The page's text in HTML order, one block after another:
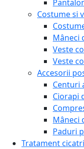
Costume si
Mâneci
Veste
Veste
Accesorii
Centuri
Ciorapi
Mâneci
Paduri
Tratament